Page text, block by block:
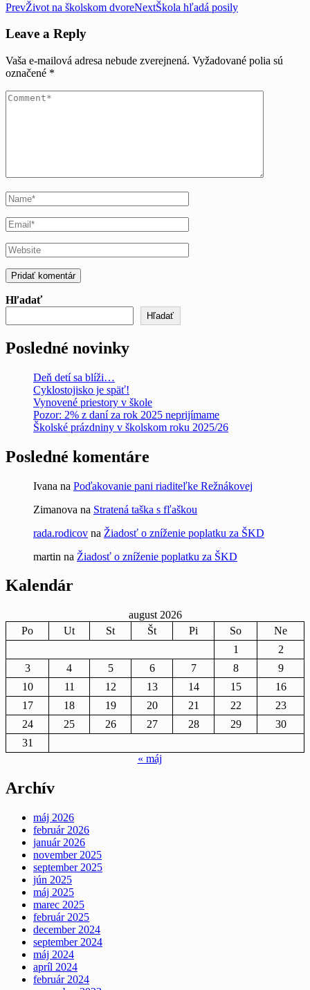
PrevŽivot na školskom dvoreNextŠkola hľadá posily
Leave a Reply
Vaša e-mailová adresa nebude zverejnená. Vyžadované polia sú
označené *
Hľadať
Hľadať
Posledné novinky
Deň detí sa blíži…
Cyklostojisko je späť!
Vynovené priestory v škole
Pozor: 2% z daní za rok 2025 neprijímame
Školské prázdniny v školskom roku 2025/26
Posledné komentáre
Ivana na Poďakovanie pani riaditeľke Režnákovej
Zimanova na Stratená taška s fľaškou
rada.rodicov na Žiadosť o zníženie poplatku za ŠKD
martin na Žiadosť o zníženie poplatku za ŠKD
Kalendár
august 2026
Po
Ut St Št Pi So
Ne
1
2
3
4 5 6 7 8
9
10
11 12 13 14 15
16
17
18 19 20 21 22
23
24
25 26 27 28 29
30
31
« máj
Archív
máj 2026
február 2026
január 2026
november 2025
september 2025
jún 2025
máj 2025
marec 2025
február 2025
december 2024
september 2024
máj 2024
apríl 2024
február 2024